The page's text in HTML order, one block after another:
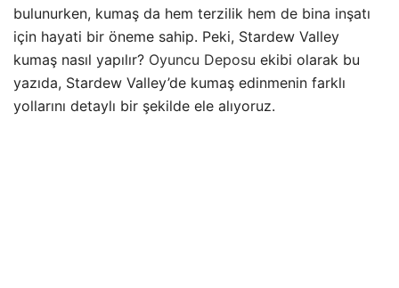
bulunurken, kumaş da hem terzilik hem de bina inşatı
için hayati bir öneme sahip. Peki, Stardew Valley
kumaş nasıl yapılır? Oyuncu Deposu ekibi olarak bu
yazıda, Stardew Valley’de kumaş edinmenin farklı
yollarını detaylı bir şekilde ele alıyoruz.